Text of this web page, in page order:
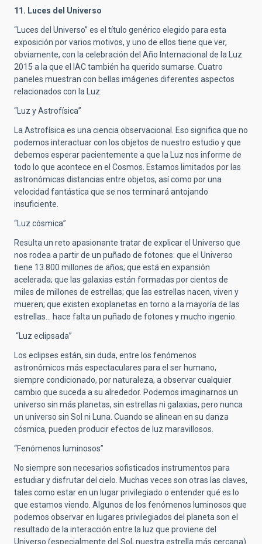
11. Luces del Universo
“Luces del Universo” es el título genérico elegido para esta
exposición por varios motivos, y uno de ellos tiene que ver,
obviamente, con la celebración del Año Internacional de la Luz
2015 a la que el IAC también ha querido sumarse. Cuatro
paneles muestran con bellas imágenes diferentes aspectos
relacionados con la Luz:
“Luz y Astrofísica”
La Astrofísica es una ciencia observacional. Eso significa que no
podemos interactuar con los objetos de nuestro estudio y que
debemos esperar pacientemente a que la Luz nos informe de
todo lo que acontece en el Cosmos. Estamos limitados por las
astronómicas distancias entre objetos, así como por una
velocidad fantástica que se nos terminará antojando
insuficiente.
“Luz cósmica”
Resulta un reto apasionante tratar de explicar el Universo que
nos rodea a partir de un puñado de fotones: que el Universo
tiene 13.800 millones de años; que está en expansión
acelerada; que las galaxias están formadas por cientos de
miles de millones de estrellas; que las estrellas nacen, viven y
mueren; que existen exoplanetas en torno a la mayoría de las
estrellas… hace falta un puñado de fotones y mucho ingenio.
“Luz eclipsada”
Los eclipses están, sin duda, entre los fenómenos
astronómicos más espectaculares para el ser humano,
siempre condicionado, por naturaleza, a observar cualquier
cambio que suceda a su alrededor. Podemos imaginarnos un
universo sin más planetas, sin estrellas ni galaxias, pero nunca
un universo sin Sol ni Luna. Cuando se alinean en su danza
cósmica, pueden producir efectos de luz maravillosos.
“Fenómenos luminosos”
No siempre son necesarios sofisticados instrumentos para
estudiar y disfrutar del cielo. Muchas veces son otras las claves,
tales como estar en un lugar privilegiado o entender qué es lo
que estamos viendo. Algunos de los fenómenos luminosos que
podemos observar en lugares privilegiados del planeta son el
resultado de la interacción entre la luz que proviene del
Universo (especialmente del Sol, nuestra estrella más cercana)